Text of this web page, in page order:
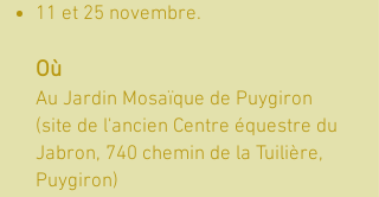
11 et 25 novembre.
Où
Au Jardin Mosaïque de Puygiron
(site de l'ancien Centre équestre du
Jabron, 740 chemin de la Tuilière,
Puygiron)